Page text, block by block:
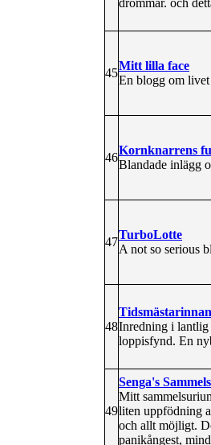
45
Mitt lilla face
En blogg om
46
Kornknarrens
Blandade inlägg
47
TurboLotte
A not so serious
48
Tidsmästarinnan
Inredning i lantlig
loppisfynd. En
49
Senga's
Mitt
liten uppfödning
och allt möjligt.
panikångest,